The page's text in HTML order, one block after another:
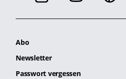
Abo
Newsletter
Passwort vergessen